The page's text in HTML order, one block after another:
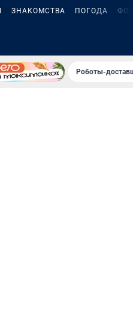
ЗНАКОМСТВА ПОГОДА
Роботы-